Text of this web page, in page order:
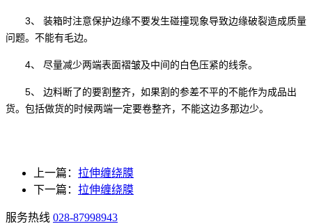
3、 装箱时注意保护边缘不要发生碰撞现象导致边缘破裂造成质量
问题。不能有毛边。
4、 尽量减少两端表面褶皱及中间的白色压紧的线条。
5、 边料断了的要割整齐，如果割的参差不平的不能作为成品出
货。包括做货的时候两端一定要卷整齐，不能这边多那边少。
上一篇： 拉伸缠绕膜
下一篇： 拉伸缠绕膜
服务热线 028-87998943